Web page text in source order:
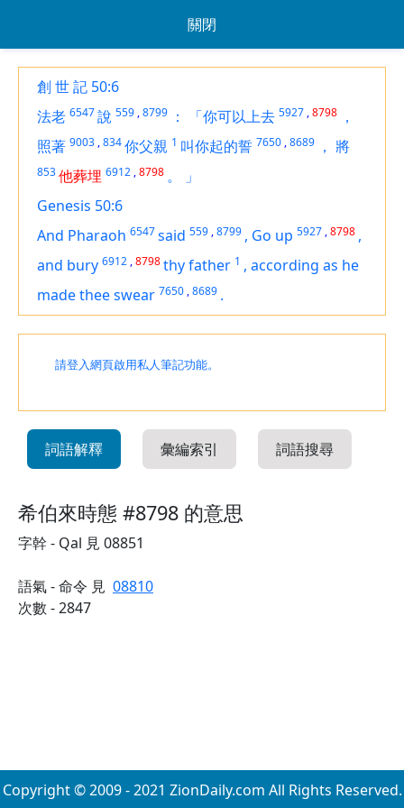
關閉
創 世 記 50:6
法老 6547說 559 ,8799 ： 「你可以上去 5927 ,8798 ，
照著 9003 ,834你父親 1 叫你起的誓 7650 ,8689 ， 將
853他葬埋 6912 ,8798 。
」
Genesis 50:6
And Pharaoh 6547said 559 ,8799 , Go up 5927 ,8798 ,
and bury 6912 ,8798thy father 1 , according as he
made thee swear 7650 ,8689 .
請登入網頁啟用私人筆記功能。
詞語解釋 彙編索引 詞語搜尋
希伯來時態 #8798 的意思
字幹 - Qal 見 08851
語氣 - 命令 見 08810
次數 - 2847
Copyright © 2009 - 2021 ZionDaily.com All Rights Reserved.